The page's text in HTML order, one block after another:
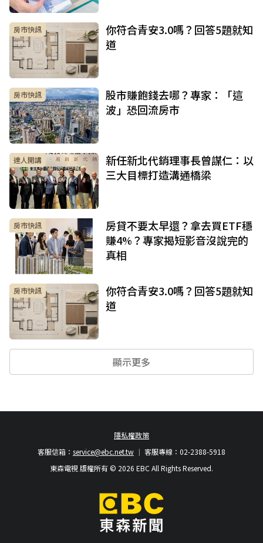
房市快訊
你符合青安3.0嗎？回答5題就知
道
房市快訊
股市賺飽錢去哪？專家：「這
波」恐回流房市
達人開講
新任新北代銷理事長曾謀仁：以
三大目標打造溝通橋梁
房市快訊
房貸不要太早還？拿去買ETF穩
賺4%？專家揭短影音沒說完的
真相
房市快訊
你符合青安3.0嗎？回答5題就知
道
顯示更多
隱私權政策
客服專線：02-2388-5918
客服信箱： service@ebc.net.tw
東森電視 版權所有 © 2026 EBC All Rights Reserved.